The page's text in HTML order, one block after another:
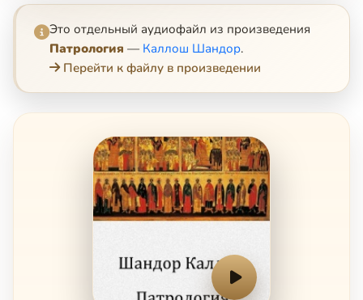
Это отдельный аудиофайл из произведения
Патрология — Каллош Шандор.
Перейти к файлу в произведении